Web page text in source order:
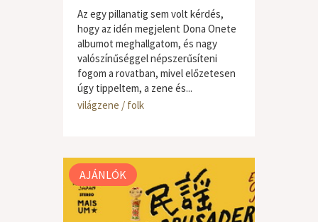
Az egy pillanatig sem volt kérdés,
hogy az idén megjelent Dona Onete
albumot meghallgatom, és nagy
valószínűséggel népszerűsíteni
fogom a rovatban, mivel előzetesen
úgy tippeltem, a zene és...
világzene / folk
AJÁNLÓK